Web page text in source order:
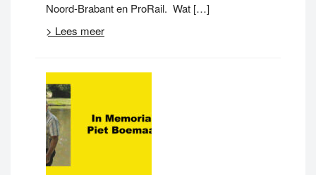
Noord-Brabant en ProRail. Wat […]
> Lees meer